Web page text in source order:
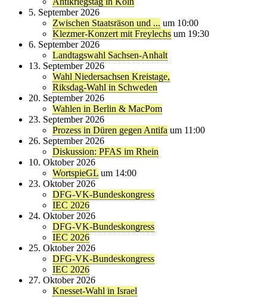
5. September 2026
Zwischen Staatsräson und ... um 10:00
Klezmer-Konzert mit Freylechs um 19:30
6. September 2026
Landtagswahl Sachsen-Anhalt
13. September 2026
Wahl Niedersachsen Kreistage,
Riksdag-Wahl in Schweden
20. September 2026
Wahlen in Berlin & MacPom
23. September 2026
Prozess in Düren gegen Antifa um 11:00
26. September 2026
Diskussion: PFAS im Rhein
10. Oktober 2026
WortspieGL um 14:00
23. Oktober 2026
DFG-VK-Bundeskongress
IEC 2026
24. Oktober 2026
DFG-VK-Bundeskongress
IEC 2026
25. Oktober 2026
DFG-VK-Bundeskongress
IEC 2026
27. Oktober 2026
Knesset-Wahl in Israel